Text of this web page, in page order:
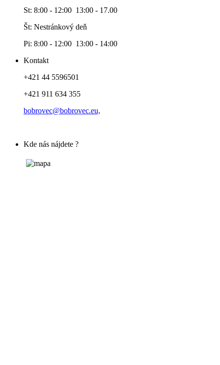
St: 8:00 - 12:00 13:00 - 17.00
Št: Nestránkový deň
Pi: 8:00 - 12:00 13:00 - 14:00
Kontakt
+421 44 5596501
+421 911 634 355
bobrovec@bobrovec.eu,
Kde nás nájdete ?